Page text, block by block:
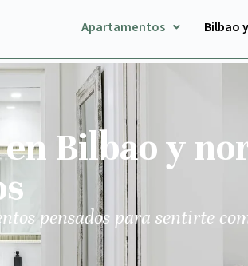
Apartamentos Bilbao
Bilbao y
pensados para sentirte